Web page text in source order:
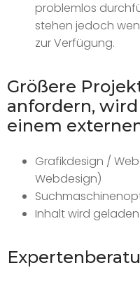
problemlos
stehen jedoch
zur Verfügung.
Größere
anfordern,
einem
Grafikdesign /
Webdesign)
Inhalt wird geladen